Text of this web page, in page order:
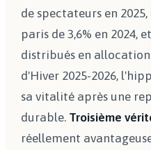
de spectateurs en
paris de 3,6% en 2024,
distribués en
d'Hiver 2025-2026,
sa vitalité après une
durable. Troisième
réellement